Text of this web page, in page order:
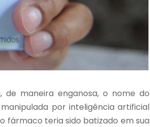
de maneira enganosa, o nome do
por inteligência artificial
fármaco teria sido batizado em sua